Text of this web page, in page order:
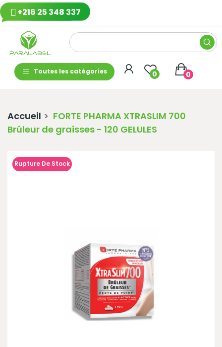
+216 25 348 337
Toutes les catégories 0 0
Accueil
FORTE PHARMA XTRASLIM 700
Brûleur de graisses - 120 GELULES
Rupture De Stock